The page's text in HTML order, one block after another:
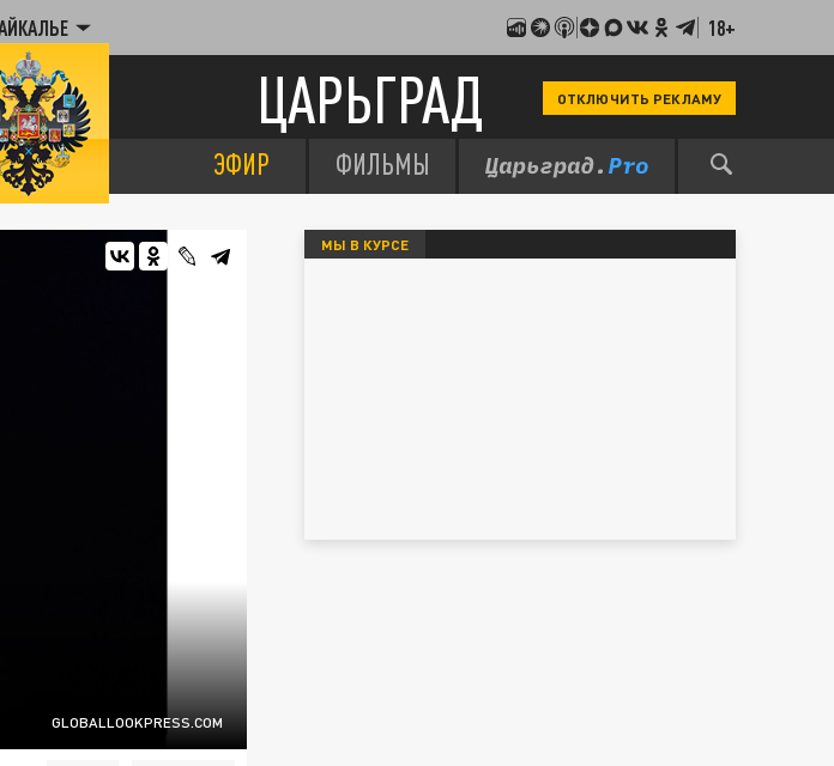
18+
ЦАРЬГРАД ОТКЛЮЧИТЬ РЕКЛАМУ
ЭФИР ФИЛЬМЫ
GLOBALLOOKPRESS.COM
МЫ В КУРСЕ